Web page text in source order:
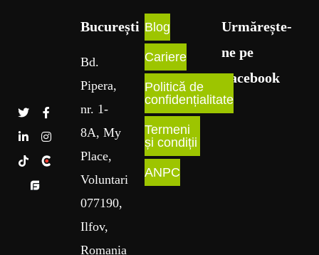
București​
Bd.
Pipera,
nr. 1-
8A, My
Place,
Voluntari
077190,
Ilfov,
Romania
Blog
Cariere
Politică de
confidențialitate
Termeni
și condiții
ANPC
Urmărește-
ne pe
Facebook